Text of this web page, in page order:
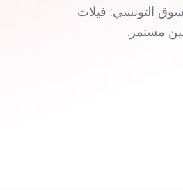
حصرية في السوق التونسي: فيلات
مستمر.